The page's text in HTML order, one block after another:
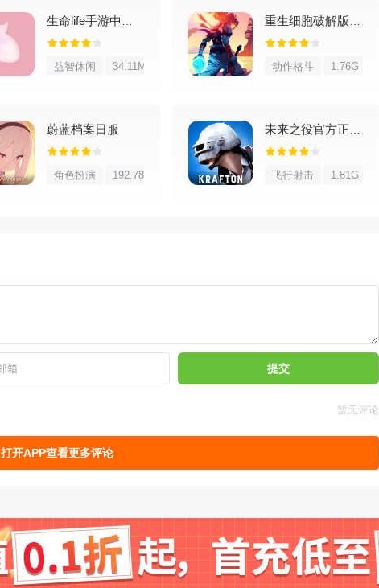
益智休闲 34.11M 动作格斗 1.76G
蔚蓝档案日服
角色扮演 192.78M 飞行射击 1.81G
提交
暂无评论
打开APP查看更多评论